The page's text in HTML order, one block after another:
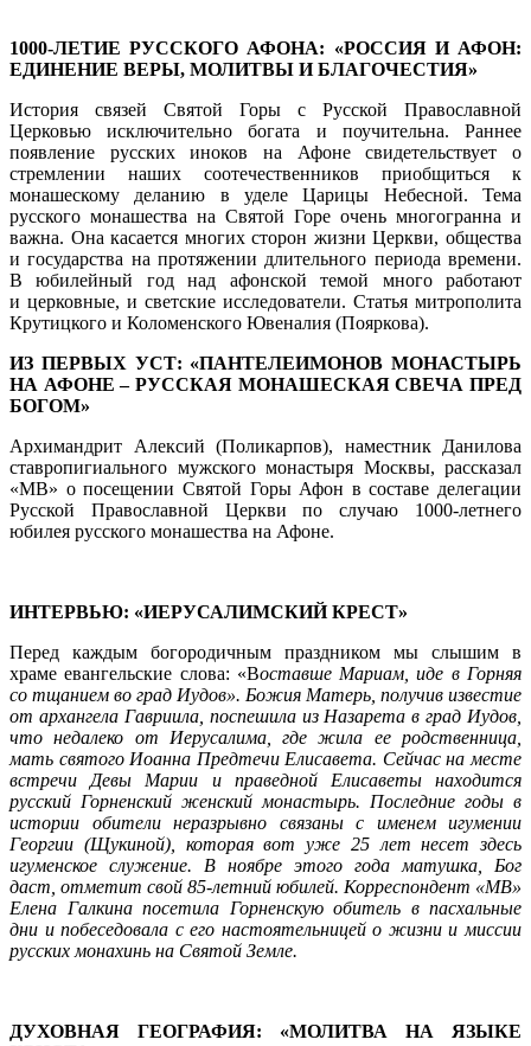
1000-ЛЕТИЕ РУССКОГО АФОНА: «РОССИЯ И АФОН:
ЕДИНЕНИЕ ВЕРЫ, МОЛИТВЫ И БЛАГОЧЕСТИЯ»
История связей Святой Горы с Русской Православной
Церковью исключительно богата и поучительна. Раннее
появление русских иноков на Афоне свидетельствует о
стремлении наших соотечественников приобщиться к
монашескому деланию в уделе Царицы Небесной. Тема
русского монашества на Святой Горе очень многогранна и
важна. Она касается многих сторон жизни Церкви, общества
и государства на протяжении длительного периода времени.
В юбилейный год над афонской темой много работают
и церковные, и светские исследователи. Статья митрополита
Крутицкого и Коломенского Ювеналия (Пояркова).
ИЗ ПЕРВЫХ УСТ: «ПАНТЕЛЕИМОНОВ МОНАСТЫРЬ
НА АФОНЕ – РУССКАЯ МОНАШЕСКАЯ СВЕЧА ПРЕД
БОГОМ»
Архимандрит Алексий (Поликарпов), наместник Данилова
ставропигиального мужского монастыря Москвы, рассказал
«МВ» о посещении Святой Горы Афон в составе делегации
Русской Православной Церкви по случаю 1000-летнего
юбилея русского монашества на Афоне.
ИНТЕРВЬЮ: «ИЕРУСАЛИМСКИЙ КРЕСТ»
Перед каждым богородичным праздником мы слышим в
храме евангельские слова: «Воставше Мариам, иде в Горняя
со тщанием во град Иудов». Божия Матерь, получив известие
от архангела Гавриила, поспешила из Назарета в град Иудов,
что недалеко от Иерусалима, где жила ее родственница,
мать святого Иоанна Предтечи Елисавета. Сейчас на месте
встречи Девы Марии и праведной Елисаветы находится
русский Горненский женский монастырь. Последние годы в
истории обители неразрывно связаны с именем игумении
Георгии (Щукиной), которая вот уже 25 лет несет здесь
игуменское служение. В ноябре этого года матушка, Бог
даст, отметит свой 85-летний юбилей. Корреспондент «МВ»
Елена Галкина посетила Горненскую обитель в пасхальные
дни и побеседовала с его настоятельницей о жизни и миссии
русских монахинь на Святой Земле.
ДУХОВНАЯ ГЕОГРАФИЯ: «МОЛИТВА НА ЯЗЫКЕ